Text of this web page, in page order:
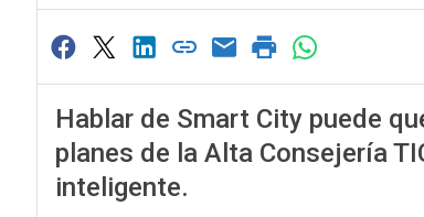
Hablar de Smart City puede
planes de la Alta Consejería
inteligente.